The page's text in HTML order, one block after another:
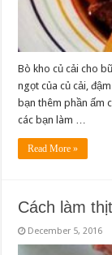
Bò kho củ cải cho
ngọt của củ cải,
bạn thêm phần ấm
các bạn làm …
Read More »
Cách làm
December 5, 2016